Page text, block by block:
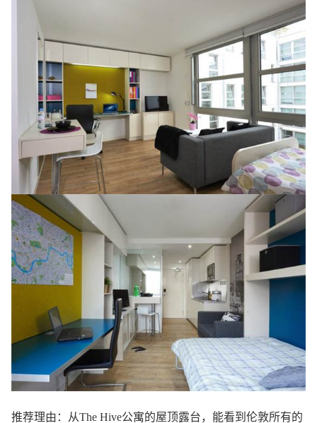
推荐理由：从The Hive公寓的屋顶露台，能看到伦敦所有的